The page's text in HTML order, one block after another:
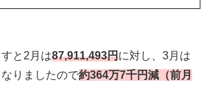
と2月は87,911,493円に対し、3月は
なりましたので約364万7千円減（前月